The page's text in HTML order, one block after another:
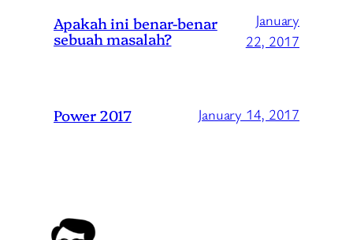
Apakah ini benar-benar
sebuah masalah?
January
22, 2017
Power 2017 January 14, 2017